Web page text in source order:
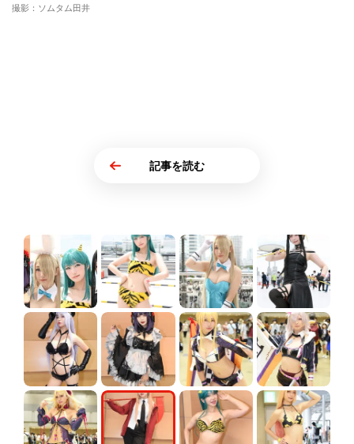
撮影：ソムタム田井
記事を読む